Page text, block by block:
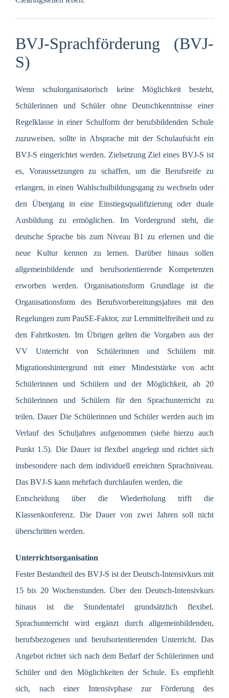
BVJ-Sprachförderung (BVJ-
S)
Wenn schulorganisatorisch keine Möglichkeit besteht,
Schülerinnen und Schüler ohne Deutschkenntnisse einer
Regelklasse in einer Schulform der berufsbildenden Schule
zuzuweisen, sollte in Absprache mit der Schulaufsicht ein
BVJ-S eingerichtet werden. Zielsetzung Ziel eines BVJ-S ist
es, Voraussetzungen zu schaffen, um die Berufsreife zu
erlangen, in einen Wahlschulbildungsgang zu wechseln oder
den Übergang in eine Einstiegsqualifizierung oder duale
Ausbildung zu ermöglichen. Im Vordergrund steht, die
deutsche Sprache bis zum Niveau B1 zu erlernen und die
neue Kultur kennen zu lernen. Darüber hinaus sollen
allgemeinbildende und berufsorientierende Kompetenzen
erworben werden. Organisationsform Grundlage ist die
Organisationsform des Berufsvorbereitungsjahres mit den
Regelungen zum PauSE-Faktor, zur Lernmittelfreiheit und zu
den Fahrtkosten. Im Übrigen gelten die Vorgaben aus der
VV Unterricht von Schülerinnen und Schülern mit
Migrationshintergrund mit einer Mindeststärke von acht
Schülerinnen und Schülern und der Möglichkeit, ab 20
Schülerinnen und Schülern für den Sprachunterricht zu
teilen. Dauer Die Schülerinnen und Schüler werden auch im
Verlauf des Schuljahres aufgenommen (siehe hierzu auch
Punkt 1.5). Die Dauer ist flexibel angelegt und richtet sich
insbesondere nach dem individuell erreichten Sprachniveau.
Das BVJ-S kann mehrfach durchlaufen werden, die
Entscheidung über die Wiederholung trifft die
Klassenkonferenz. Die Dauer von zwei Jahren soll nicht
überschritten werden.
Unterrichtsorganisation
Fester Bestandteil des BVJ-S ist der Deutsch-Intensivkurs mit
15 bis 20 Wochenstunden. Über den Deutsch-Intensivkurs
hinaus ist die Stundentafel grundsätzlich flexibel.
Sprachunterricht wird ergänzt durch allgemeinbildenden,
berufsbezogenen und berufsorientierenden Unterricht. Das
Angebot richtet sich nach dem Bedarf der Schülerinnen und
Schüler und den Möglichkeiten der Schule. Es empfiehlt
sich, nach einer Intensivphase zur Förderung des